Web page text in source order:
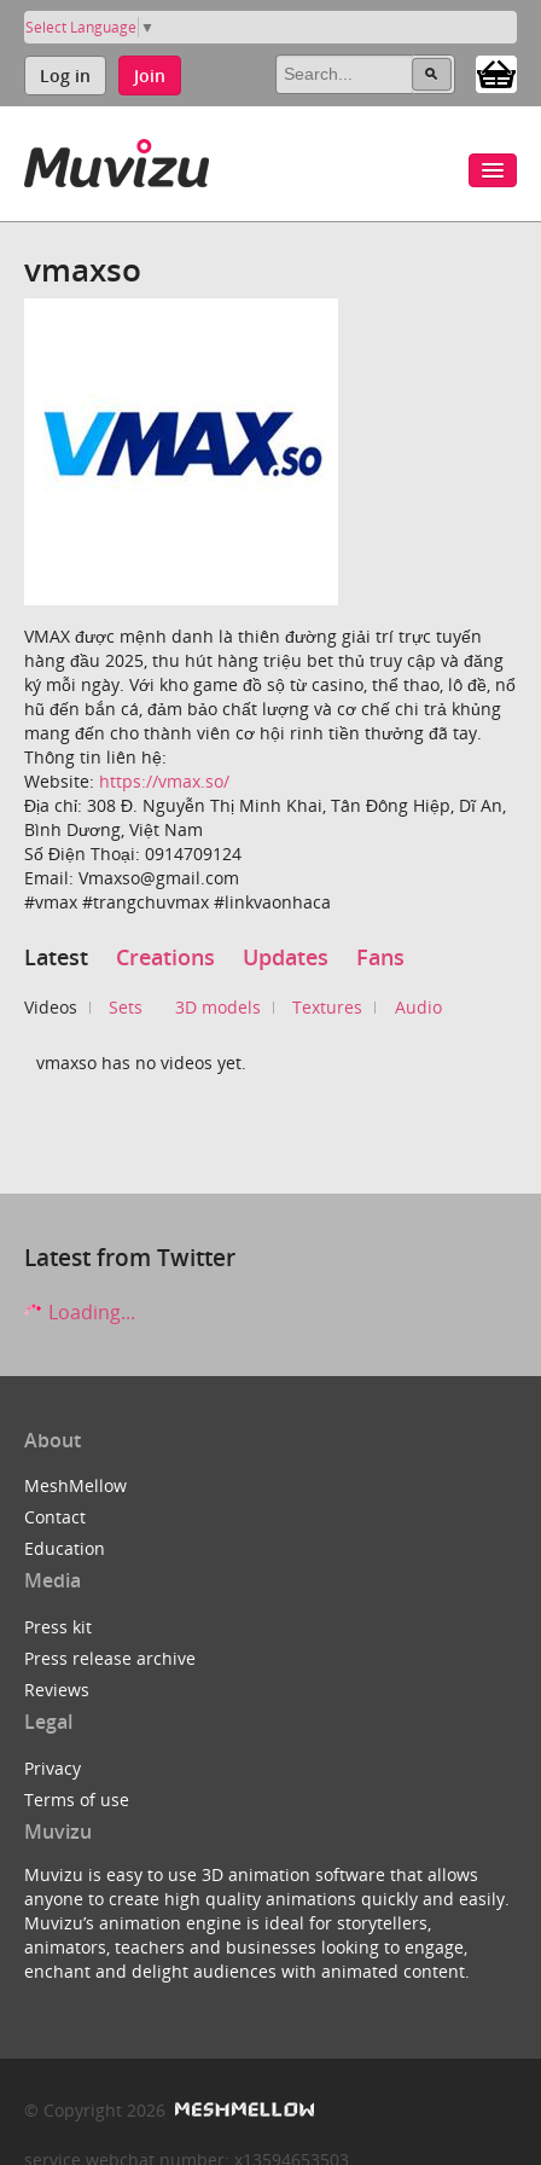
Select Language ▼
Log in Join
vmaxso
VMAX được mệnh danh là thiên đường giải trí trực tuyến
hàng đầu 2025, thu hút hàng triệu bet thủ truy cập và đăng
ký mỗi ngày. Với kho game đồ sộ từ casino, thể thao, lô đề, nổ
hũ đến bắn cá, đảm bảo chất lượng và cơ chế chi trả khủng
mang đến cho thành viên cơ hội rinh tiền thưởng đã tay.
Thông tin liên hệ:
Website: https://vmax.so/
Địa chỉ: 308 Đ. Nguyễn Thị Minh Khai, Tân Đông Hiệp, Dĩ An,
Bình Dương, Việt Nam
Số Điện Thoại: 0914709124
Email: Vmaxso@gmail.com
#vmax #trangchuvmax #linkvaonhaca
Latest Creations Updates Fans
Videos Sets 3D models Textures Audio
vmaxso has no videos yet.
Latest from Twitter
Loading...
About
MeshMellow
Contact
Education
Media
Press kit
Press release archive
Reviews
Legal
Privacy
Terms of use
Muvizu
Muvizu is easy to use 3D animation software that allows
anyone to create high quality animations quickly and easily.
Muvizu’s animation engine is ideal for storytellers,
animators, teachers and businesses looking to engage,
enchant and delight audiences with animated content.
© Copyright 2026
service webchat number: x13594653503